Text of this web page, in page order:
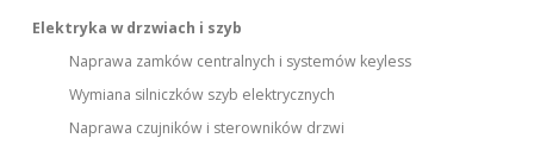
Elektryka w drzwiach i szyb
Naprawa zamków centralnych i systemów keyless
Wymiana silniczków szyb elektrycznych
Naprawa czujników i sterowników drzwi